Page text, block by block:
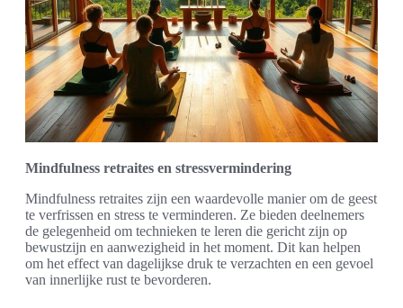
Mindfulness retraites en stressvermindering
Mindfulness retraites zijn een waardevolle manier om de geest
te verfrissen en stress te verminderen. Ze bieden deelnemers
de gelegenheid om technieken te leren die gericht zijn op
bewustzijn en aanwezigheid in het moment. Dit kan helpen
om het effect van dagelijkse druk te verzachten en een gevoel
van innerlijke rust te bevorderen.